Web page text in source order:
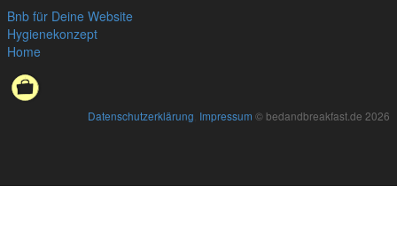
Bnb für Deine Website
Hygienekonzept
Home
Datenschutzerklärung Impressum © bedandbreakfast.de 2026